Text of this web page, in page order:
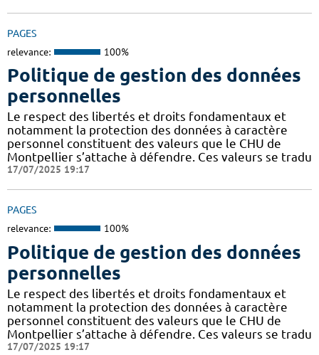
PAGES
relevance: 100%
Politique de gestion des données
personnelles
Le respect des libertés et droits fondamentaux et
notamment la protection des données à caractère
personnel constituent des valeurs que le CHU de
Montpellier s’attache à défendre. Ces valeurs se tradu
17/07/2025 19:17
PAGES
relevance: 100%
Politique de gestion des données
personnelles
Le respect des libertés et droits fondamentaux et
notamment la protection des données à caractère
personnel constituent des valeurs que le CHU de
Montpellier s’attache à défendre. Ces valeurs se tradu
17/07/2025 19:17